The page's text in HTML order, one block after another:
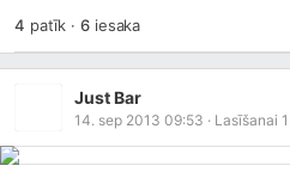
4 patīk ·6iesaka
Just Bar
14. sep 2013 09:53 · Lasīšanai 1